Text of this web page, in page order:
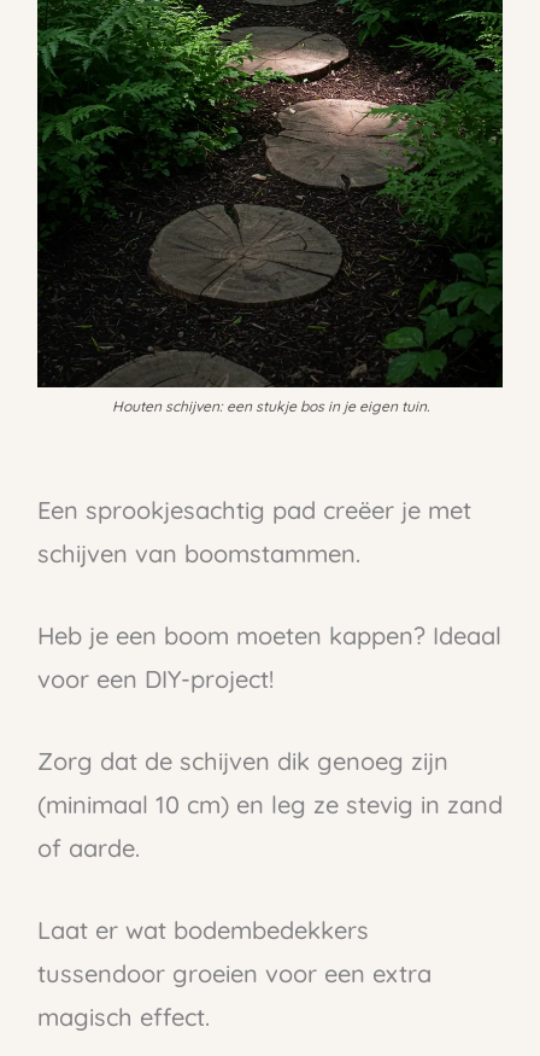
Houten schijven: een stukje bos in je eigen tuin.
Een sprookjesachtig pad creëer je met
schijven van boomstammen.
Heb je een boom moeten kappen? Ideaal
voor een DIY-project!
Zorg dat de schijven dik genoeg zijn
(minimaal 10 cm) en leg ze stevig in zand
of aarde.
Laat er wat bodembedekkers
tussendoor groeien voor een extra
magisch effect.